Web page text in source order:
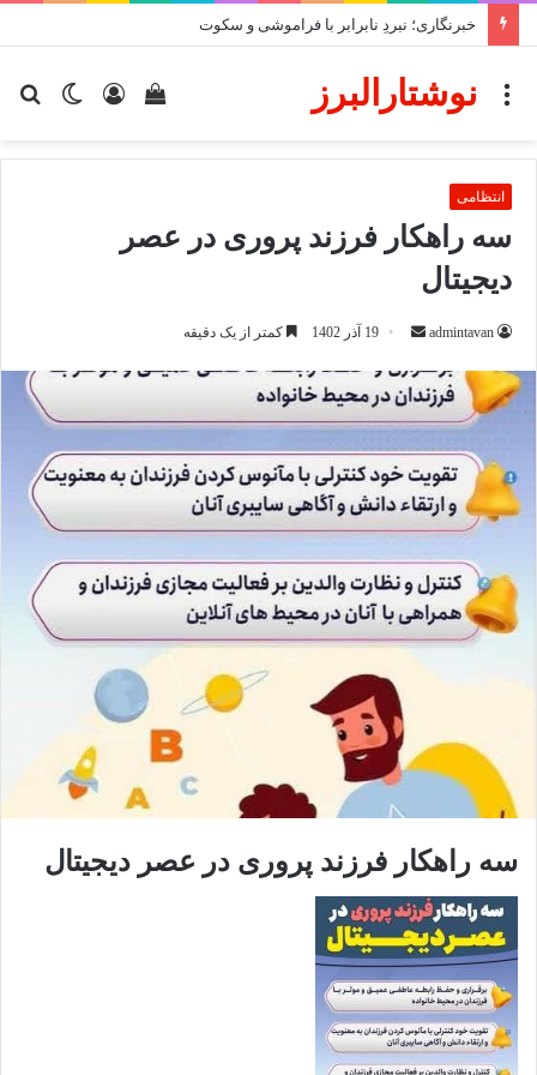
خبرنگاری؛ نبردِ نابرابر با فراموشی و سکوت
تغییر
ورود
دیدن
خرید
نوشتارالبرزمنو
انتظامی
سه راهکار فرزند پروری در عصر
دیجیتال
admintavan
ارسال19 آذر 1402 کمتر از یک دقیقه
سه راهکار فرزند پروری در عصر دیجیتال